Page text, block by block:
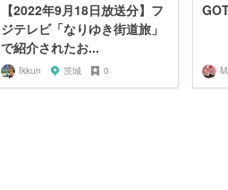
【2022年9月18日放送分】フ
ジテレビ「なりゆき街道旅」
で紹介されたお...
Ikkun 茨城 0